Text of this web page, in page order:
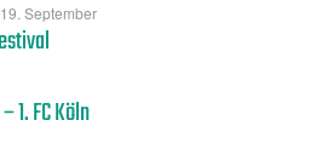
19. September
1. FC Köln